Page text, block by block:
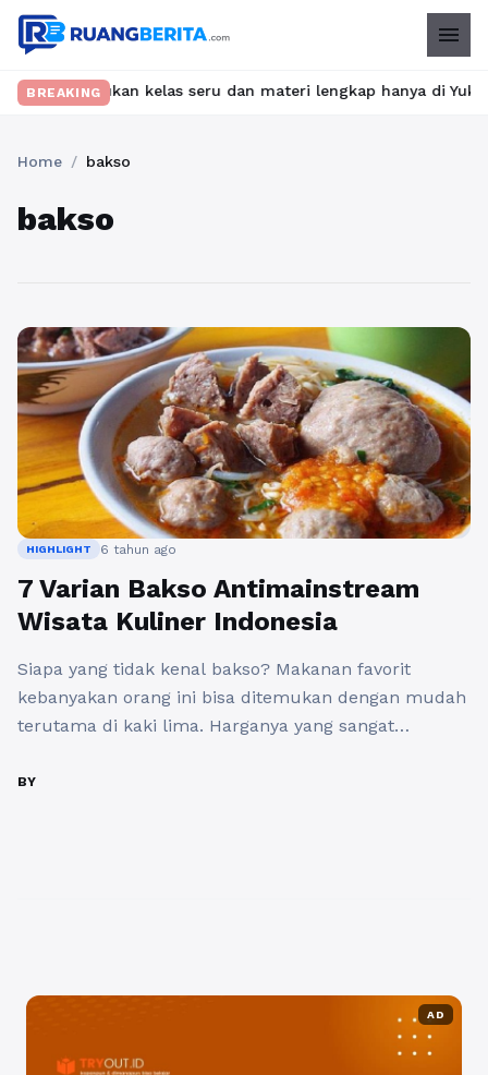
menu
BREAKINGkelas seru dan materi lengkap hanya di
Home / bakso
bakso
HIGHLIGHT 6 tahun ago
7 Varian Bakso Antimainstream
Wisata Kuliner Indonesia
Siapa yang tidak kenal bakso? Makanan favorit
kebanyakan orang ini bisa ditemukan dengan mudah
terutama di kaki lima. Harganya yang sangat
semua usia. Indonesia memiliki banyak varian seperti
BY
AD